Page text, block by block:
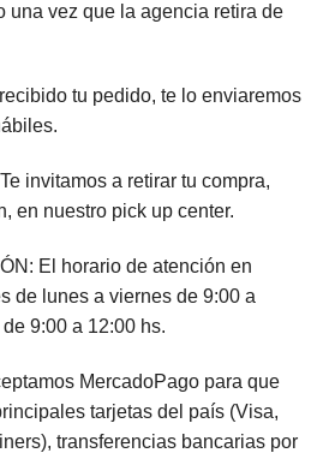
una vez que la agencia retira de
tu pedido, te lo enviaremos
invitamos a retirar tu compra,
en nuestro pick up center.
El horario de atención en
de lunes a viernes de 9:00 a
9:00 a 12:00 hs.
MercadoPago para que
tarjetas del país (Visa,
transferencias bancarias por